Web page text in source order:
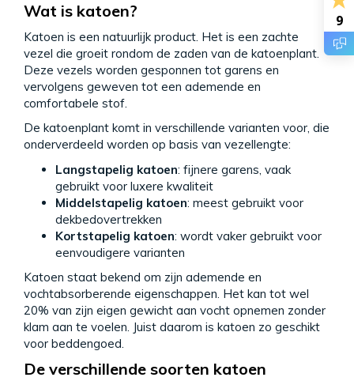
Wat is katoen?
Katoen is een natuurlijk product. Het is een zachte
vezel die groeit rondom de zaden van de katoenplant.
Deze vezels worden gesponnen tot garens en
vervolgens geweven tot een ademende en
comfortabele stof.
De katoenplant komt in verschillende varianten voor, die
onderverdeeld worden op basis van vezellengte:
Langstapelig katoen: fijnere garens, vaak
gebruikt voor luxere kwaliteit
Middelstapelig katoen: meest gebruikt voor
dekbedovertrekken
Kortstapelig katoen: wordt vaker gebruikt voor
eenvoudigere varianten
Katoen staat bekend om zijn ademende en
vochtabsorberende eigenschappen. Het kan tot wel
20% van zijn eigen gewicht aan vocht opnemen zonder
klam aan te voelen. Juist daarom is katoen zo geschikt
voor beddengoed.
De verschillende soorten katoen
9